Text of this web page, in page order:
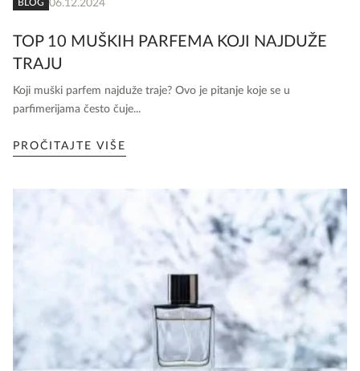
BLOG 06.12.2024
TOP 10 MUŠKIH PARFEMA KOJI NAJDUŽE
TRAJU
Koji muški parfem najduže traje? Ovo je pitanje koje se u
parfimerijama često čuje...
PROČITAJTE VIŠE